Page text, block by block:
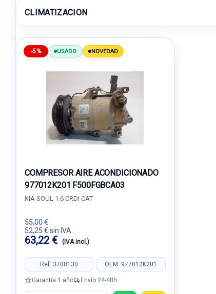
CLIMATIZACION
-5% USADO NOVEDAD
COMPRESOR AIRE ACONDICIONADO
977012K201 F500FGBCA03
KIA SOUL 1.6 CRDI CAT
55,00 €
52,25 € sin IVA.
63,22 € (IVA incl.)
Ref: 3708130 OEM: 977012K201
Garantía 1 año Envío 24-48h